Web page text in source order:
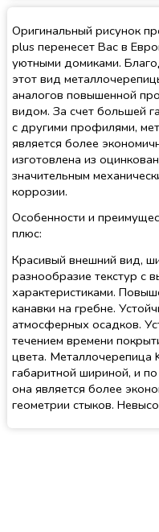
Оригинальный рисунок
plus перенесет Вас в
уютными домиками.
этот вид
аналогов повышенной
видом. За счет большей
с другими профилями,
является более
изготовлена из
значительным
коррозии.
Особенности и
плюс:
Красивый внешний вид,
разнообразие текстур с
характеристиками.
канавки на гребне.
атмосферных осадков.
течением времени
цвета. Металлочерепица
габаритной шириной, и
она является более
геометрии стыков.